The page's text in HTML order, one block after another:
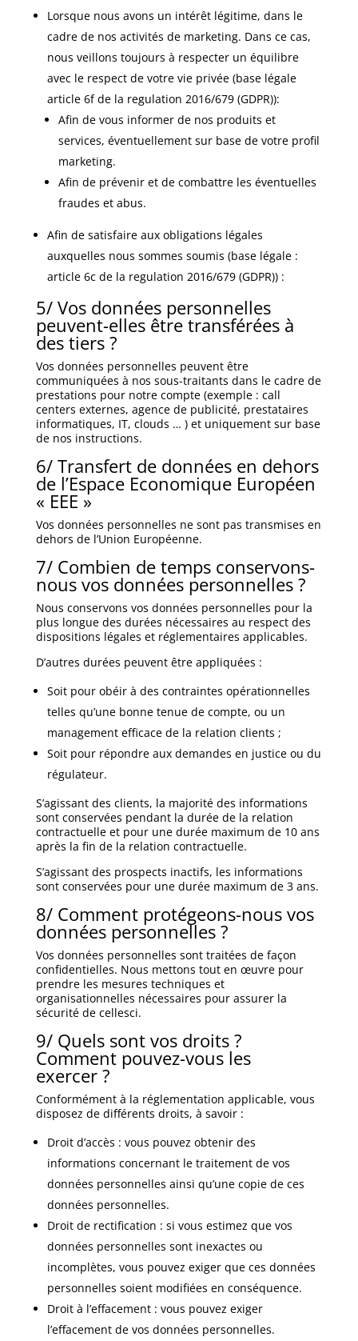
Lorsque nous avons un intérêt légitime, dans le
cadre de nos activités de marketing. Dans ce cas,
nous veillons toujours à respecter un équilibre
avec le respect de votre vie privée (base légale
article 6f de la regulation 2016/679 (GDPR)):
Afin de vous informer de nos produits et
services, éventuellement sur base de votre profil
marketing.
Afin de prévenir et de combattre les éventuelles
fraudes et abus.
Afin de satisfaire aux obligations légales
auxquelles nous sommes soumis (base légale :
article 6c de la regulation 2016/679 (GDPR)) :
5/ Vos données personnelles
peuvent-elles être transférées à
des tiers ?
Vos données personnelles peuvent être
communiquées à nos sous-traitants dans le cadre de
prestations pour notre compte (exemple : call
centers externes, agence de publicité, prestataires
informatiques, IT, clouds … ) et uniquement sur base
de nos instructions.
6/ Transfert de données en dehors
de l’Espace Economique Européen
« EEE »
Vos données personnelles ne sont pas transmises en
dehors de l’Union Européenne.
7/ Combien de temps conservons-
nous vos données personnelles ?
Nous conservons vos données personnelles pour la
plus longue des durées nécessaires au respect des
dispositions légales et réglementaires applicables.
D’autres durées peuvent être appliquées :
Soit pour obéir à des contraintes opérationnelles
telles qu’une bonne tenue de compte, ou un
management efficace de la relation clients ;
Soit pour répondre aux demandes en justice ou du
régulateur.
S’agissant des clients, la majorité des informations
sont conservées pendant la durée de la relation
contractuelle et pour une durée maximum de 10 ans
après la fin de la relation contractuelle.
S’agissant des prospects inactifs, les informations
sont conservées pour une durée maximum de 3 ans.
8/ Comment protégeons-nous vos
données personnelles ?
Vos données personnelles sont traitées de façon
confidentielles. Nous mettons tout en œuvre pour
prendre les mesures techniques et
organisationnelles nécessaires pour assurer la
sécurité de celles­ci.
9/ Quels sont vos droits ?
Comment pouvez-vous les
exercer ?
Conformément à la réglementation applicable, vous
disposez de différents droits, à savoir :
Droit d’accès : vous pouvez obtenir des
informations concernant le traitement de vos
données personnelles ainsi qu’une copie de ces
données personnelles.
Droit de rectification : si vous estimez que vos
données personnelles sont inexactes ou
incomplètes, vous pouvez exiger que ces données
personnelles soient modifiées en conséquence.
Droit à l’effacement : vous pouvez exiger
l’effacement de vos données personnelles.